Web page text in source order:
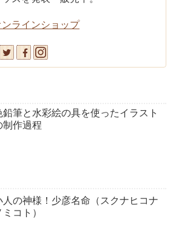
ラインショップ
鉛筆と水彩絵の具を使ったイラスト
制作過程
人の神様！少彦名命（スクナヒコナ
ミコト）